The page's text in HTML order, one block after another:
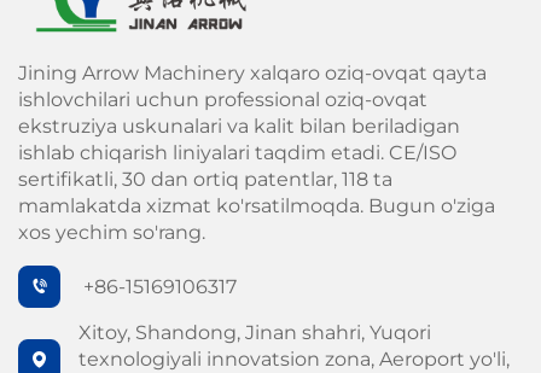
Jining Arrow Machinery xalqaro oziq-ovqat qayta
ishlovchilari uchun professional oziq-ovqat
ekstruziya uskunalari va kalit bilan beriladigan
ishlab chiqarish liniyalari taqdim etadi. CE/ISO
sertifikatli, 30 dan ortiq patentlar, 118 ta
mamlakatda xizmat ko'rsatilmoqda. Bugun o'ziga
xos yechim so'rang.
+86-15169106317
Xitoy, Shandong, Jinan shahri, Yuqori
texnologiyali innovatsion zona, Aeroport yo'li,